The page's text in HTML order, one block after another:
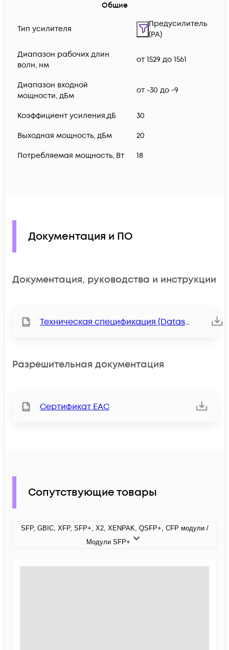
Общие
Тип усилителя
Предусилитель
(PA)
Диапазон рабочих длин
волн, нм
от 1529 до 1561
Диапазон входной
мощности, дБм
от -30 до -9
Коэффициент усиления,дБ 30
Выходная мощность, дБм 20
Потребляемая мощность, Вт 18
Документация и ПО
Документация, руководства и инструкции
Техническая спецификация (Datasheet)
Разрешительная документация
Сертификат ЕАС
Сопутствующие товары
SFP, GBIC, XFP, SFP+, X2, XENPAK, QSFP+, CFP модули /
Модули SFP+